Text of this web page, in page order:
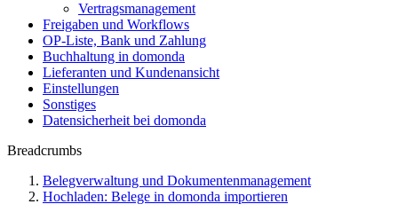
Vertragsmanagement
Freigaben und Workflows
OP-Liste, Bank und Zahlung
Buchhaltung in domonda
Lieferanten und Kundenansicht
Einstellungen
Sonstiges
Datensicherheit bei domonda
Breadcrumbs
Belegverwaltung und Dokumentenmanagement
Hochladen: Belege in domonda importieren